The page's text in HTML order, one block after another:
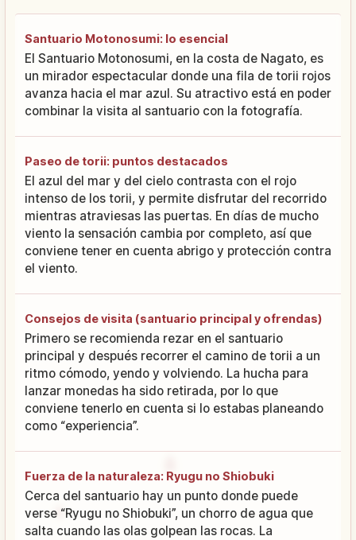
Santuario Motonosumi: lo esencial
El Santuario Motonosumi, en la costa de Nagato, es
un mirador espectacular donde una fila de torii rojos
avanza hacia el mar azul. Su atractivo está en poder
combinar la visita al santuario con la fotografía.
Paseo de torii: puntos destacados
El azul del mar y del cielo contrasta con el rojo
intenso de los torii, y permite disfrutar del recorrido
mientras atraviesas las puertas. En días de mucho
viento la sensación cambia por completo, así que
conviene tener en cuenta abrigo y protección contra
el viento.
Consejos de visita (santuario principal y ofrendas)
Primero se recomienda rezar en el santuario
principal y después recorrer el camino de torii a un
ritmo cómodo, yendo y volviendo. La hucha para
lanzar monedas ha sido retirada, por lo que
conviene tenerlo en cuenta si lo estabas planeando
como “experiencia”.
Fuerza de la naturaleza: Ryugu no Shiobuki
Cerca del santuario hay un punto donde puede
verse “Ryugu no Shiobuki”, un chorro de agua que
salta cuando las olas golpean las rocas. La